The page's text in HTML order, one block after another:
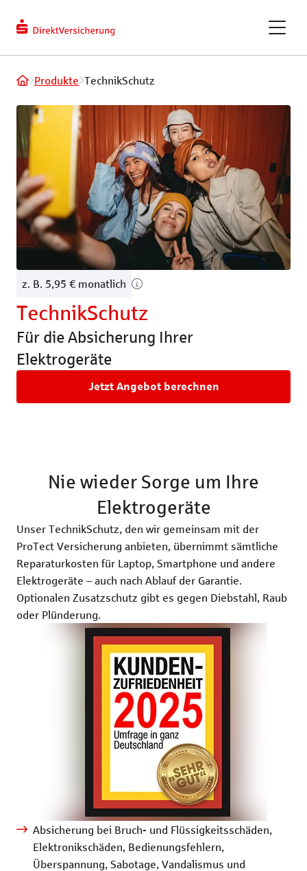
eVB-Nummer
GAPcare – die Kaufpreis­
ReparaturKostenSchutz
Fahrradversicherung
Recht und Haftung
Privathaftpflichtversicherung
Rechtsschutzversicherung
Tiere und
ändern
Produkte TechnikSchutz
z. B. 5,95 € monatlich
TechnikSchutz
Für die Absicherung Ihrer
Elektrogeräte
Jetzt Angebot berechnen
Nie wieder Sorge um Ihre
Elektrogeräte
Unser TechnikSchutz, den wir gemeinsam mit der
ProTect Versicherung anbieten, übernimmt sämtliche
Reparaturkosten für Laptop, Smartphone und andere
Elektrogeräte – auch nach Ablauf der Garantie.
Optionalen Zusatzschutz gibt es gegen Diebstahl, Raub
oder Plünderung.
Absicherung bei Bruch- und Flüssigkeitsschäden,
Elektronikschäden, Bedienungsfehlern,
Überspannung, Sabotage, Vandalismus und